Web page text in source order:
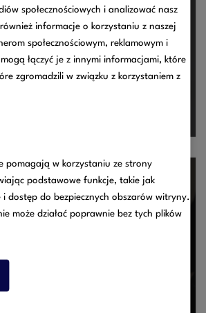
za pracę wchodzi do majątku
To pytanie stawiane jest zazwyczaj
podczas ustalania składników
problemów mediacji w sporach
społecznościowych i analizować nasz
informacje o korzystaniu z naszej
społecznościowym, reklamowym i
łączyć je z innymi informacjami, które
zgromadzili w związku z korzystaniem z
pomagają w korzystaniu ze strony
podstawowe funkcje, takie jak
dostęp do bezpiecznych obszarów witryny.
może działać poprawnie bez tych plików